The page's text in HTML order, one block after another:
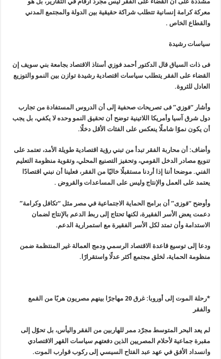
معركة كرامة إنسانية تتطلب شراكة حقيقية بين الدولة والمجتمع المدني
والقطاع الخاص .
سياسات رشيدة
فى ذات السياق قال الدكتور أحمد فوزي أستاذ الاقتصاد بجامعة بني سويف إن
القضاء على الفقر يتطلب سياسات اقتصادية رشيدة توازن بين النمو والتوزيع
العادل للثروة.
وأشار “فوزي” فى تصريحات صحفية إلى أن الدروس المستفادة من تجارب
دول شرق آسيا وأمريكا اللاتينية توضح أن تحقيق النمو وحده لا يكفي، بل يجب
أن يكون نموًا شاملًا ينعكس على الفئات الأقل دخلًا.
وأضاف: أن محاربة الفقر تبدأ من تبني رؤية اقتصادية طويلة الأمد، تعتمد على
تنويع مصادر الدخل القومي، وتحفيز التصنيع المحلي، وتقوية منظومة التعليم
الفني. موضحا أننا إذا أردنا مستقبلًا خاليًا من الفقر، فعلينا أن نبني اقتصادًا
يعتمد على العمل والإنتاج وليس على المساعدات والقروض .
وأوضح “فوزى” أن برامج الحماية الاجتماعية في مصر مثل “تكافل وكرامة”
دعمت يعض الأسر الفقيرة، لكنها تحتاج إلى ربط الدعم بالإنتاج لضمان
الاستدامة وأن تمتد لكل الأسر الفقيرة مع استمرارية الدعم.
ودعا إلى توسيع قاعدة الاقتصاد الرسمي ودمج العمالة غير المنتظمة ضمن
منظومة الحماية، لخلق مجتمع أكثر عدلًا واستقرارًا.
*رحلة الموت إلى أوروبا: غرق 20 مهاجرًا بينهم مصريون هربًا من القمع
والفقر
لم يعد البحر المتوسط مجرّد ممر للهاربين من الفقر واليأس، بل تحوّل إلى
مقبرة جماعية لأحلام المصريين الذين دفعتهم سياسات القهر الاقتصادي
وانسداد الأفق في عهد عبد الفتاح السيسي إلى ركوب قوارب الموت.